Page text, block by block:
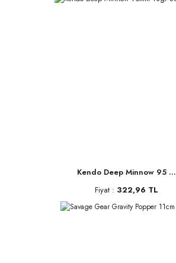
Kendo Deep Minnow 95 ...
Fiyat : 322,96 TL